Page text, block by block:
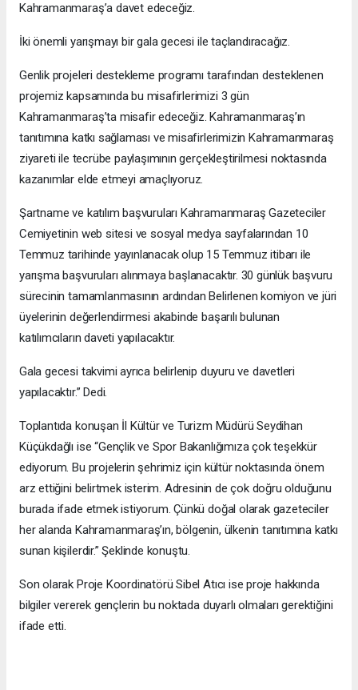
Kahramanmaraş’a davet edeceğiz.
İki önemli yarışmayı bir gala gecesi ile taçlandıracağız.
Genlik projeleri destekleme programı tarafından desteklenen
projemiz kapsamında bu misafirlerimizi 3 gün
Kahramanmaraş’ta misafir edeceğiz. Kahramanmaraş’ın
tanıtımına katkı sağlaması ve misafirlerimizin Kahramanmaraş
ziyareti ile tecrübe paylaşımının gerçekleştirilmesi noktasında
kazanımlar elde etmeyi amaçlıyoruz.
Şartname ve katılım başvuruları Kahramanmaraş Gazeteciler
Cemiyetinin web sitesi ve sosyal medya sayfalarından 10
Temmuz tarihinde yayınlanacak olup 15 Temmuz itibarı ile
yarışma başvuruları alınmaya başlanacaktır. 30 günlük başvuru
sürecinin tamamlanmasının ardından Belirlenen komiyon ve jüri
üyelerinin değerlendirmesi akabinde başarılı bulunan
katılımcıların daveti yapılacaktır.
Gala gecesi takvimi ayrıca belirlenip duyuru ve davetleri
yapılacaktır.” Dedi.
Toplantıda konuşan İl Kültür ve Turizm Müdürü Seydihan
Küçükdağlı ise “Gençlik ve Spor Bakanlığımıza çok teşekkür
ediyorum. Bu projelerin şehrimiz için kültür noktasında önem
arz ettiğini belirtmek isterim. Adresinin de çok doğru olduğunu
burada ifade etmek istiyorum. Çünkü doğal olarak gazeteciler
her alanda Kahramanmaraş’ın, bölgenin, ülkenin tanıtımına katkı
sunan kişilerdir.” Şeklinde konuştu.
Son olarak Proje Koordinatörü Sibel Atıcı ise proje hakkında
bilgiler vererek gençlerin bu noktada duyarlı olmaları gerektiğini
ifade etti.